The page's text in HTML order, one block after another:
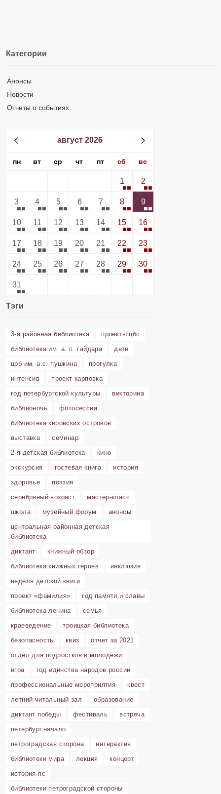
Категории
Анонсы
Новости
Отчеты о событиях
август 2026
пн вт ср чт пт сб вс
1 2
3 4 5 6 7 8 9
10 11 12 13 14 15 16
17 18 19 20 21 22 23
24 25 26 27 28 29 30
31
Тэги
3-я районная библиотека
проекты цбс
библиотека им. а. п. гайдара
дети
црб им. а.с. пушкина
прогулка
интенсив
проект карповка
год петербургской культуры
викторина
библионочь
фотосессия
библиотека кировских островов
выставка
семинар
2-я детская библиотека
кино
экскурсия
гостевая книга
история
здоровье
поэзия
серебряный возраст
мастер-класс
школа
музейный форум
анонсы
центральная районная детская
библиотека
диктант
книжный обзор
библиотека книжных героев
инклюзия
неделя детской книги
проект «фамилия»
год памяти и славы
библиотека ленина
семья
краеведение
троицкая библиотека
безопасность
квиз
отчет за 2021
отдел для подростков и молодёжи
игра
год единства народов россии
профессиональные мероприятия
квест
летний читальный зал
образование
диктант победы
фестиваль
встреча
петербург.начало
петроградская сторона
интерактив
библиотеки мира
лекция
концерт
история пс
библиотеки петроградской стороны